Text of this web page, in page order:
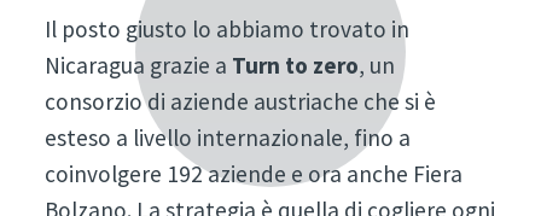
Il posto giusto lo abbiamo trovato in
Nicaragua grazie a Turn to zero, un
consorzio di aziende austriache che si è
esteso a livello internazionale, fino a
coinvolgere 192 aziende e ora anche Fiera
Bolzano. La strategia è quella di cogliere ogni